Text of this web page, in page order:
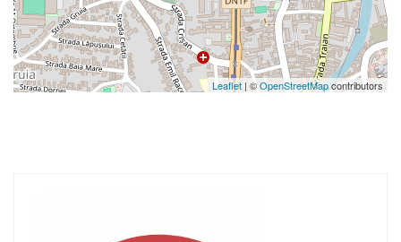
Leaflet | ©OpenStreetMapcontributors